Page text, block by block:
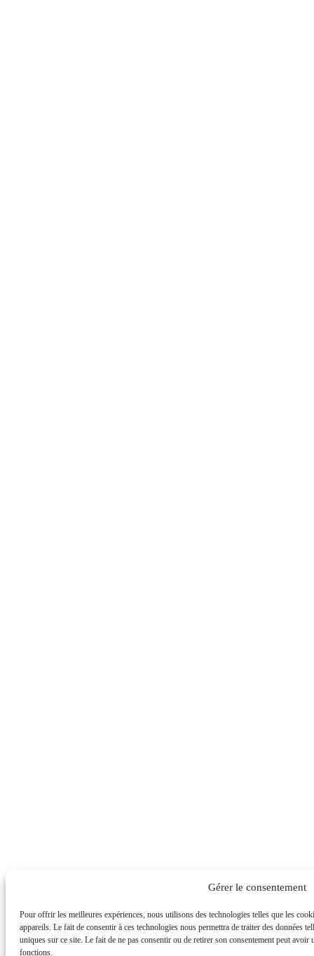
Gérer le consentement
Pour offrir les meilleures expériences, nous utilisons des technologies telles que les
appareils. Le fait de consentir à ces technologies nous permettra de traiter des données
uniques sur ce site. Le fait de ne pas consentir ou de retirer son consentement peut avoir
fonctions.